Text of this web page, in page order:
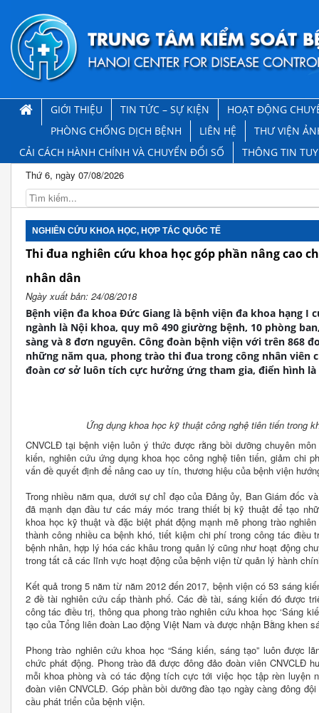
GIỚI THIỆU TIN TỨC – SỰ KIỆN
HOẠT ĐỘNG
PHÒNG CHỐNG DỊCH BỆNH
LIÊN HỆ
THƯ VIỆN
CẢI CÁCH HÀNH CHÍNH VÀ CHUYỂN ĐỔI SỐ
THÔNG TIN
Thứ 6, ngày 07/08/2026
NGHIÊN CỨU KHOA HỌC, HỢP TÁC QUỐC TẾ
Thi đua nghiên cứu khoa học góp phần nâng cao
nhân dân
Ngày xuất bản: 24/08/2018
Bệnh viện đa khoa Đức Giang là bệnh viện đa khoa hạng I
ngành là Nội khoa, quy mô 490 giường bệnh, 10 phòng
sàng và 8 đơn nguyên. Công đoàn bệnh viện với trên 868
những năm qua, phong trào thi đua trong công nhân viên
đoàn cơ sở luôn tích cực hưởng ứng tham gia, điển hình là
Ứng dụng khoa học kỹ thuật công nghệ tiên tiến trong
CNVCLĐ tại bệnh viện luôn ý thức được rằng bồi dưỡng chuyên
kiến, nghiên cứu ứng dụng khoa học công nghệ tiên tiến, giảm chi
vấn đề quyết định để nâng cao uy tín, thương hiệu của bệnh viện
Trong nhiều năm qua, dưới sự chỉ đạo của Đảng ủy, Ban Giám đốc
đã mạnh dạn đầu tư các máy móc trang thiết bị kỹ thuật để tạo
khoa học kỹ thuật và đặc biệt phát động mạnh mẽ phong trào
thành công nhiều ca bệnh khó, tiết kiệm chi phí trong công tác
bệnh nhân, hợp lý hóa các khâu trong quản lý cũng như hoạt động
trong tất cả các lĩnh vực hoạt động của bệnh viện từ quản lý hành
Kết quả trong 5 năm từ năm 2012 đến 2017, bệnh viện có 53 sáng
2 đề tài nghiên cứu cấp thành phố. Các đề tài, sáng kiến đó được
công tác điều trị, thông qua phong trào nghiên cứu khoa học ‘Sáng
tạo của Tổng liên đoàn Lao động Việt Nam và được nhận Bằng khen
Phong trào nghiên cứu khoa học “Sáng kiến, sáng tạo” luôn được
chức phát động. Phong trào đã được đông đảo đoàn viên CNVCLĐ
mỗi khoa phòng và có tác động tích cực tới việc học tập rèn luyện
đoàn viên CNVCLĐ. Góp phần bồi dưỡng đào tạo ngày càng đông
cầu phát triển của bệnh viện.